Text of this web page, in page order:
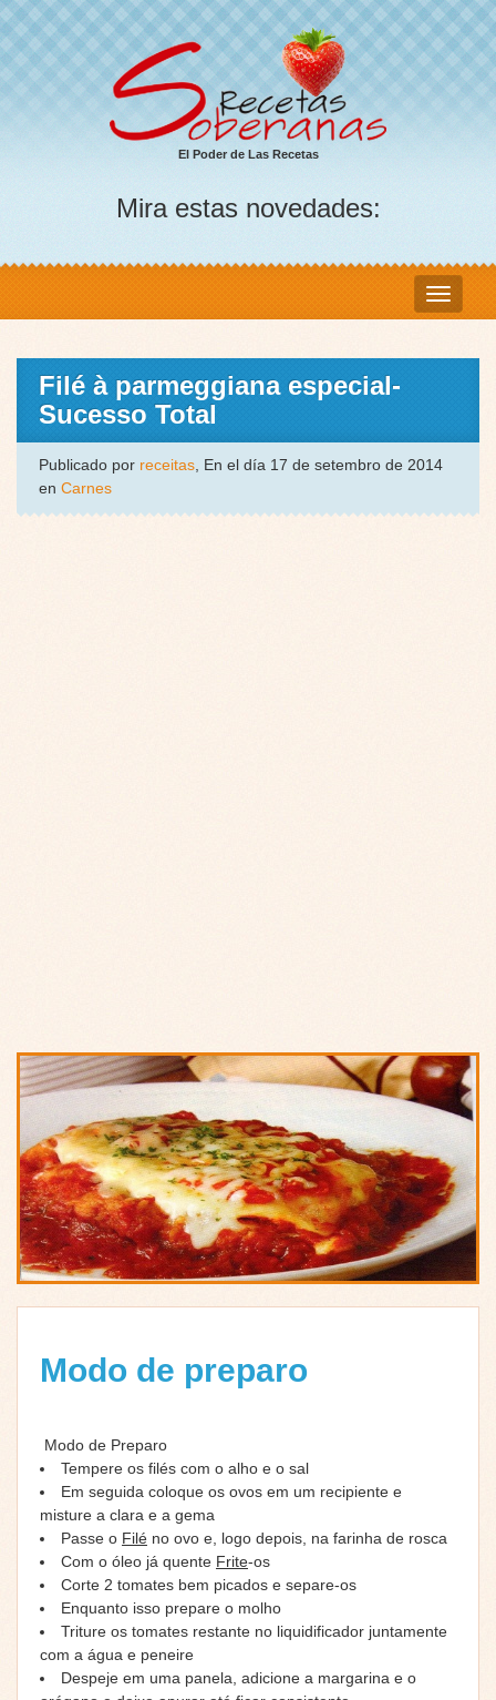
El Poder de Las Recetas
Mira estas novedades:
Filé à parmeggiana especial-
Sucesso Total
Publicado por receitas, En el día 17 de setembro de 2014
en Carnes
Modo de preparo
Modo de Preparo
Tempere os filés com o alho e o sal
Em seguida coloque os ovos em um recipiente e
misture a clara e a gema
Passe o Filé no ovo e, logo depois, na farinha de rosca
Com o óleo já quente Frite-os
Corte 2 tomates bem picados e separe-os
Enquanto isso prepare o molho
Triture os tomates restante no liquidificador juntamente
com a água e peneire
Despeje em uma panela, adicione a margarina e o